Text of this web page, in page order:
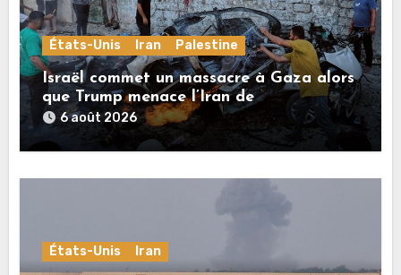
États-Unis Iran Palestine
Israël commet un massacre à Gaza alors
que Trump menace l’Iran de
«décapitation»
6 août 2026
États-Unis Iran